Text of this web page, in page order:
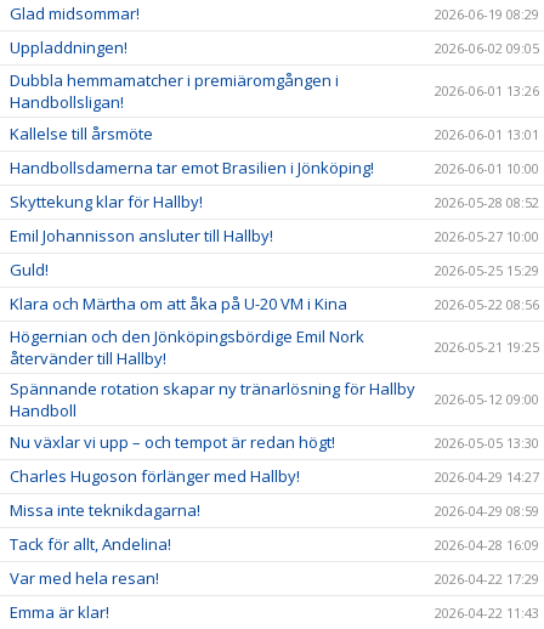
Glad midsommar! 2026-06-19 08:29
Uppladdningen! 2026-06-02 09:05
Dubbla hemmamatcher i premiäromgången i
Handbollsligan!
2026-06-01 13:26
Kallelse till årsmöte 2026-06-01 13:01
Handbollsdamerna tar emot Brasilien i Jönköping! 2026-06-01 10:00
Skyttekung klar för Hallby! 2026-05-28 08:52
Emil Johannisson ansluter till Hallby! 2026-05-27 10:00
Guld! 2026-05-25 15:29
Klara och Märtha om att åka på U-20 VM i Kina 2026-05-22 08:56
Högernian och den Jönköpingsbördige Emil Nork
återvänder till Hallby!
2026-05-21 19:25
Spännande rotation skapar ny tränarlösning för Hallby
Handboll
2026-05-12 09:00
Nu växlar vi upp – och tempot är redan högt! 2026-05-05 13:30
Charles Hugoson förlänger med Hallby! 2026-04-29 14:27
Missa inte teknikdagarna! 2026-04-29 08:59
Tack för allt, Andelina! 2026-04-28 16:09
Var med hela resan! 2026-04-22 17:29
Emma är klar! 2026-04-22 11:43